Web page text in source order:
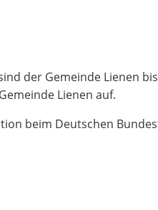
der Gemeinde Lienen
Lienen auf.
beim Deutschen